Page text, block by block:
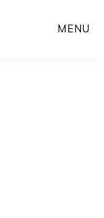
MENU